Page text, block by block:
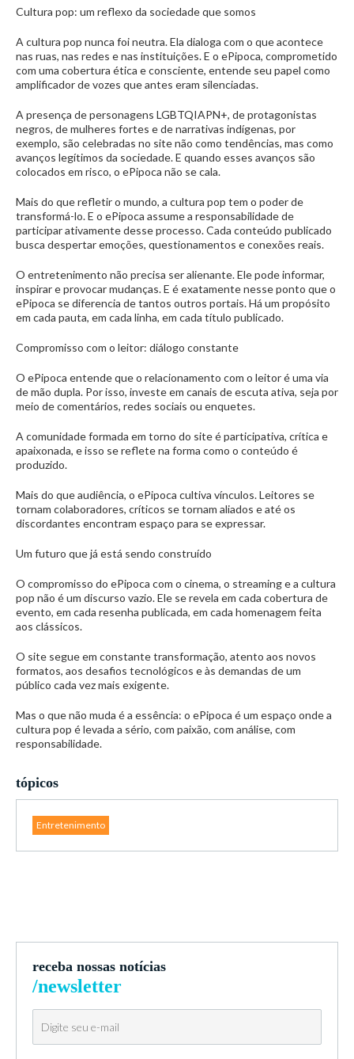
Cultura pop: um reflexo da sociedade que somos
A cultura pop nunca foi neutra. Ela dialoga com o que acontece
nas ruas, nas redes e nas instituições. E o ePipoca, comprometido
com uma cobertura ética e consciente, entende seu papel como
amplificador de vozes que antes eram silenciadas.
A presença de personagens LGBTQIAPN+, de protagonistas
negros, de mulheres fortes e de narrativas indígenas, por
exemplo, são celebradas no site não como tendências, mas como
avanços legítimos da sociedade. E quando esses avanços são
colocados em risco, o ePipoca não se cala.
Mais do que refletir o mundo, a cultura pop tem o poder de
transformá-lo. E o ePipoca assume a responsabilidade de
participar ativamente desse processo. Cada conteúdo publicado
busca despertar emoções, questionamentos e conexões reais.
O entretenimento não precisa ser alienante. Ele pode informar,
inspirar e provocar mudanças. E é exatamente nesse ponto que o
ePipoca se diferencia de tantos outros portais. Há um propósito
em cada pauta, em cada linha, em cada título publicado.
Compromisso com o leitor: diálogo constante
O ePipoca entende que o relacionamento com o leitor é uma via
de mão dupla. Por isso, investe em canais de escuta ativa, seja por
meio de comentários, redes sociais ou enquetes.
A comunidade formada em torno do site é participativa, crítica e
apaixonada, e isso se reflete na forma como o conteúdo é
produzido.
Mais do que audiência, o ePipoca cultiva vínculos. Leitores se
tornam colaboradores, críticos se tornam aliados e até os
discordantes encontram espaço para se expressar.
Um futuro que já está sendo construído
O compromisso do ePipoca com o cinema, o streaming e a cultura
pop não é um discurso vazio. Ele se revela em cada cobertura de
evento, em cada resenha publicada, em cada homenagem feita
aos clássicos.
O site segue em constante transformação, atento aos novos
formatos, aos desafios tecnológicos e às demandas de um
público cada vez mais exigente.
Mas o que não muda é a essência: o ePipoca é um espaço onde a
cultura pop é levada a sério, com paixão, com análise, com
responsabilidade.
tópicos
Entretenimento
receba nossas notícias
/newsletter